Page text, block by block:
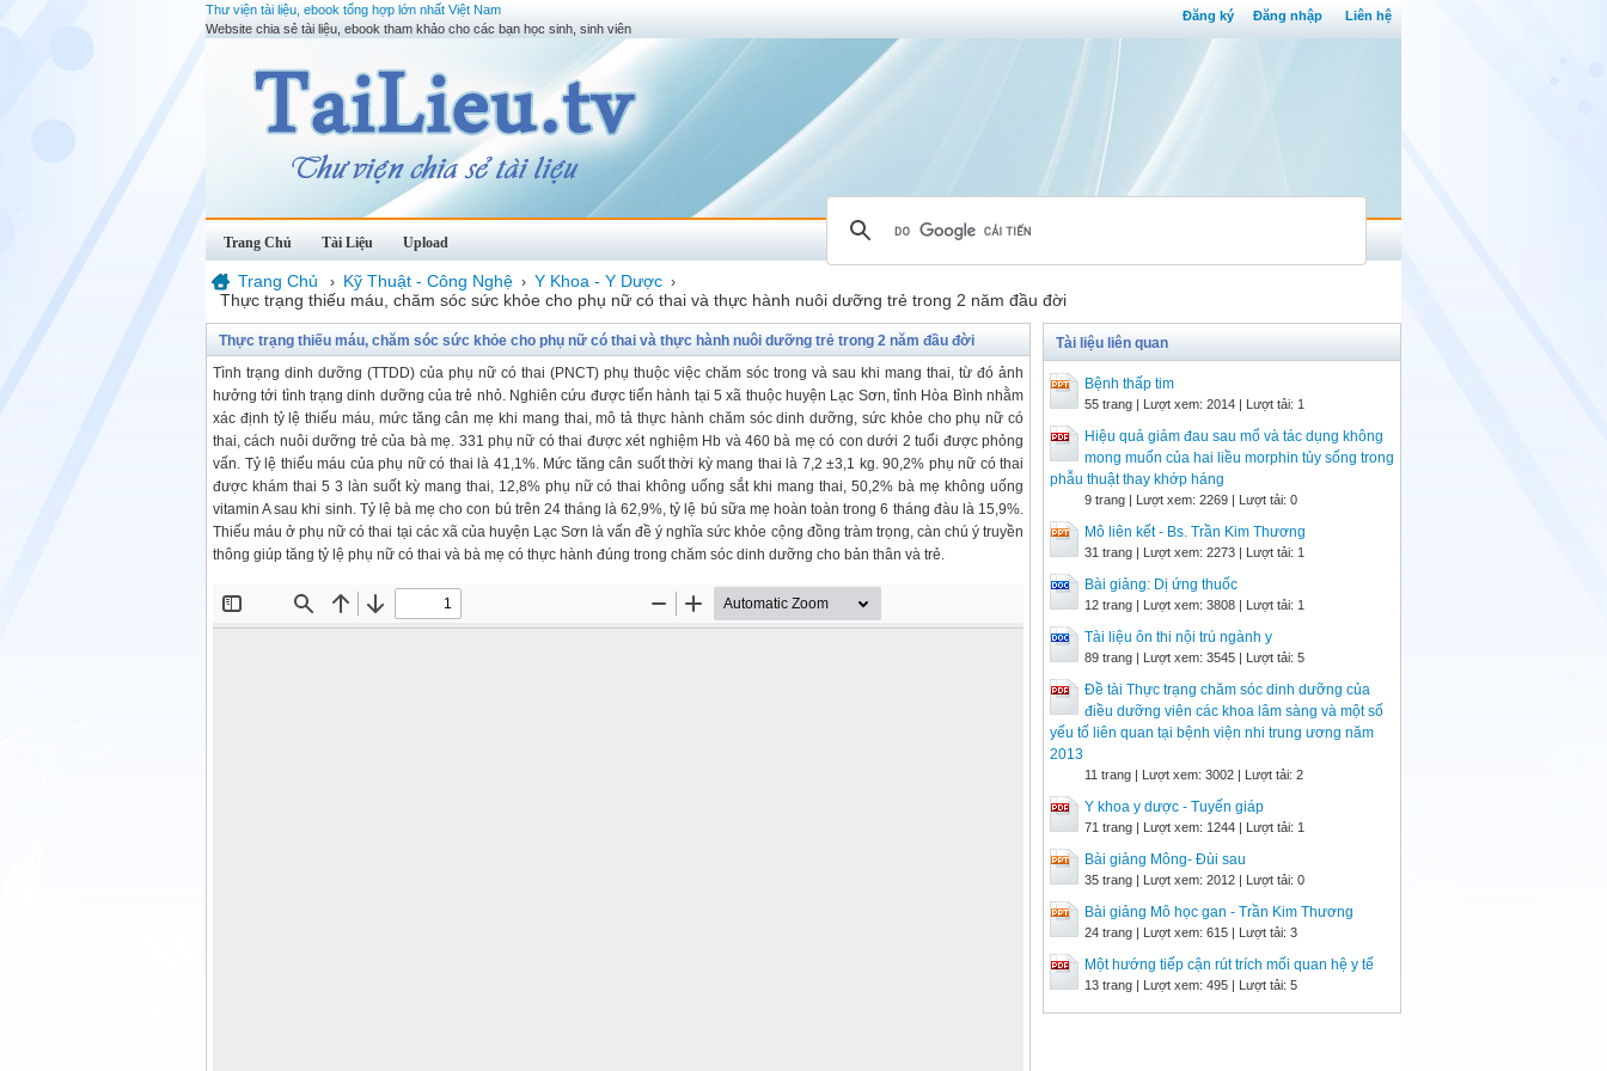
Đăng ký Đăng nhập Liên hệ
Thư viện tài liệu, ebook tổng hợp lớn nhất Việt Nam
Website chia sẻ tài liệu, ebook tham khảo cho các bạn học sinh, sinh viên
Trang Chủ Tài Liệu Upload
Trang Chủ › Kỹ Thuật - Công Nghệ › Y Khoa - Y Dược ›
Thực trạng thiếu máu, chăm sóc sức khỏe cho phụ nữ có thai và thực hành nuôi dưỡng trẻ trong 2 năm đầu đời
Thực trạng thiếu máu, chăm sóc sức khỏe cho phụ nữ có thai và thực hành nuôi dưỡng trẻ trong 2 năm đầu đời
Tình trạng dinh dưỡng (TTDD) của phụ nữ có thai (PNCT) phụ thuộc việc chăm sóc trong và sau khi mang thai, từ đó ảnh
hưởng tới tình trạng dinh dưỡng của trẻ nhỏ. Nghiên cứu được tiến hành tại 5 xã thuộc huyện Lạc Sơn, tỉnh Hòa Bình nhằm
xác định tỷ lệ thiếu máu, mức tăng cân mẹ khi mang thai, mô tả thực hành chăm sóc dinh dưỡng, sức khỏe cho phụ nữ có
thai, cách nuôi dưỡng trẻ của bà mẹ. 331 phụ nữ có thai được xét nghiệm Hb và 460 bà mẹ có con dưới 2 tuổi được phỏng
vấn. Tỷ lệ thiếu máu của phụ nữ có thai là 41,1%. Mức tăng cân suốt thời kỳ mang thai là 7,2 ±3,1 kg. 90,2% phụ nữ có thai
được khám thai 5 3 làn suốt kỳ mang thai, 12,8% phụ nữ có thai không uống sắt khi mang thai, 50,2% bà mẹ không uống
vitamin A sau khi sinh. Tỷ lệ bà mẹ cho con bú trên 24 tháng là 62,9%, tỷ lệ bú sữa mẹ hoàn toàn trong 6 tháng đàu là 15,9%.
Thiếu máu ở phụ nữ có thai tại các xã của huyện Lạc Sơn là vấn đề ý nghĩa sức khỏe cộng đồng tràm trọng, càn chú ý truyền
thông giúp tăng tỷ lệ phụ nữ có thai và bà mẹ có thực hành đúng trong chăm sóc dinh dưỡng cho bản thân và trẻ.
Tài liệu liên quan
Bệnh thấp tim
55 trang | Lượt xem: 2014 | Lượt tải: 1
Hiệu quả giảm đau sau mổ và tác dụng không
mong muốn của hai liều morphin tủy sống trong
phẫu thuật thay khớp háng
9 trang | Lượt xem: 2269 | Lượt tải: 0
Mô liên kết - Bs. Trần Kim Thương
31 trang | Lượt xem: 2273 | Lượt tải: 1
Bài giảng: Dị ứng thuốc
12 trang | Lượt xem: 3808 | Lượt tải: 1
Tài liệu ôn thi nội trú ngành y
89 trang | Lượt xem: 3545 | Lượt tải: 5
Đề tài Thực trạng chăm sóc dinh dưỡng của
điều dưỡng viên các khoa lâm sàng và một số
yếu tố liên quan tại bệnh viện nhi trung ương năm
2013
11 trang | Lượt xem: 3002 | Lượt tải: 2
Y khoa y dược - Tuyến giáp
71 trang | Lượt xem: 1244 | Lượt tải: 1
Bài giảng Mông- Đùi sau
35 trang | Lượt xem: 2012 | Lượt tải: 0
Bài giảng Mô học gan - Trần Kim Thương
24 trang | Lượt xem: 615 | Lượt tải: 3
Một hướng tiếp cận rút trích mối quan hệ y tế
13 trang | Lượt xem: 495 | Lượt tải: 5